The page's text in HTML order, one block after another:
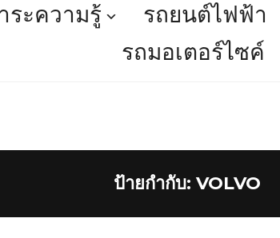
ะความรู้ รถยนต์ไฟฟ้า
รถมอเตอร์ไซค์
ป้ายกำกับ: VOLVO